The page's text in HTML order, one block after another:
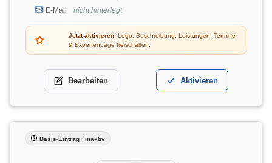
E-Mail
nicht hinterlegt
Jetzt aktivieren: Logo, Beschreibung, Leistungen, Termine
& Expertenpage freischalten.
Bearbeiten Aktivieren
Basis-Eintrag · inaktiv